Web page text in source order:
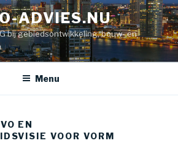
ADVIES.NU
bij gebiedsontwikkeling, bouw- en
Menu
EN
VOOR VORM